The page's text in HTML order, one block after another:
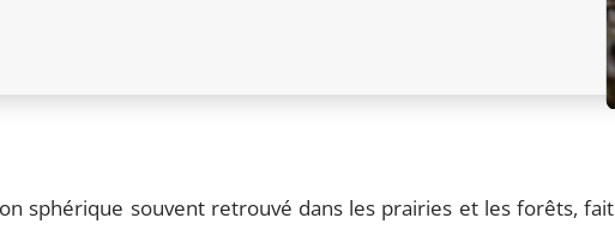
sphérique souvent retrouvé dans les prairies et les forêts, fait